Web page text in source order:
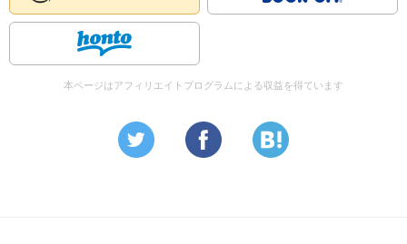
本ページはアフィリエイトプログラムによる収益を得ています